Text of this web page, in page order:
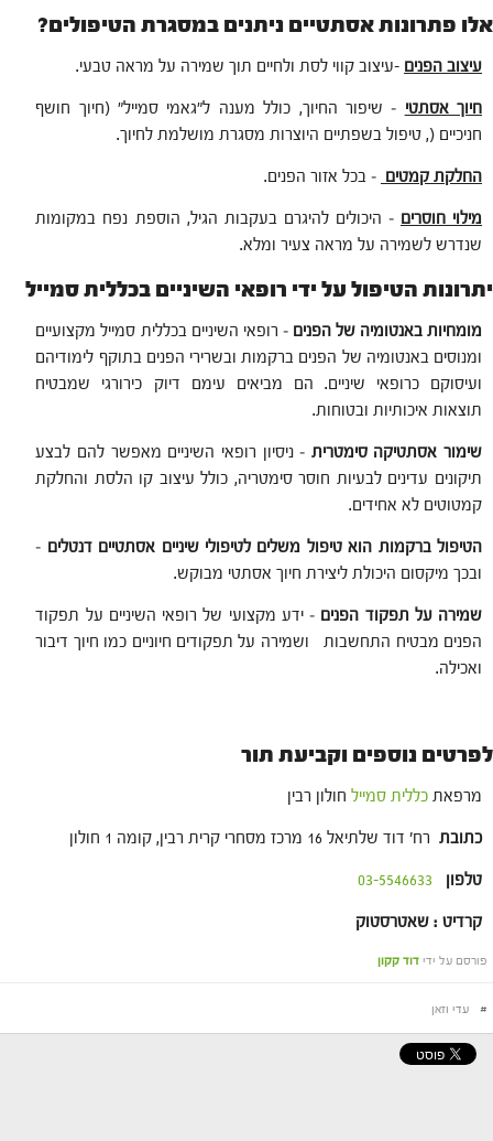
אלו פתרונות אסתטיים ניתנים במסגרת הטיפולים?
עיצוב הפנים -עיצוב קווי לסת ולחיים תוך שמירה על מראה טבעי‎.‎
חיוך אסתטי – שיפור החיוך, כולל מענה ל"גאמי סמייל" (חיוך חושף
חניכיים (, טיפול בשפתיים היוצרות מסגרת מושלמת לחיוך.
החלקת קמטים – ‎בכל אזור הפנים‎.‎
מילוי חוסרים
– היכולים להיגרם בעקבות הגיל‎‏, הוספת נפח במקומות
שנדרש לשמירה על מראה צעיר ומלא‎.‎
יתרונות הטיפול על ידי רופאי השיניים בכללית סמייל
מומחיות באנטומיה של הפנים ‎ – רופאי השיניים בכללית סמייל מקצועיים
ומנוסים באנטומיה של הפנים ברקמות ובשרירי הפנים בתוקף לימודיהם
ועיסוקם כרופאי שיניים. הם מביאים עימם דיוק כירורגי ‏שמבטיח
תוצאות איכותיות ובטוחות‎.‎
שימור אסתטיקה סימטרית ‎ – ניסיון רופאי השיניים מאפשר להם לבצע
תיקונים עדינים לבעיות חוסר סימטריה, כולל עיצוב קו ‏הלסת והחלקת
קמטוטים לא אחידים‎.‎
הטיפול ברקמות הוא טיפול משלים לטיפולי שיניים אסתטיים דנטלים –
ובכך מיקסום היכולת ליצירת חיוך אסתטי מבוקש.
שמירה על תפקוד הפנים – ידע מקצועי של רופאי השיניים על תפקוד
הפנים מבטיח התחשבות ושמירה על תפקודים חיוניים כמו חיוך דיבור
ואכילה.
לפרטים נוספים וקביעת תור
מרפאת כללית סמייל חולון רבין
כתובת רח' דוד שלתיאל 16 מרכז מסחרי קרית רבין, קומה 1 חולון
טלפון 03-5546633
קרדיט : שאטרסטוק
פורסם על ידי דוד קקון
# עדי וזאן